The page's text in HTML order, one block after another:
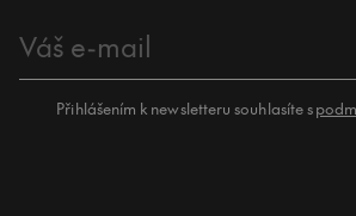
Přihlášením k newsletteru souhlasíte s